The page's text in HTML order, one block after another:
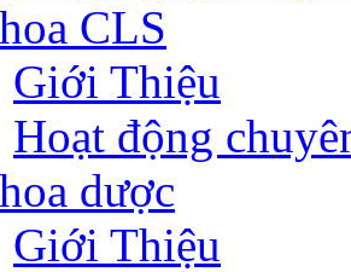
CLS
Giới Thiệu
Hoạt động
dược
Giới Thiệu